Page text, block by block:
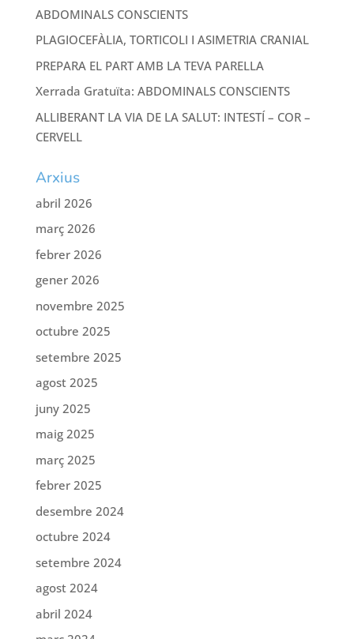
ABDOMINALS CONSCIENTS
PLAGIOCEFÀLIA, TORTICOLI I ASIMETRIA CRANIAL
PREPARA EL PART AMB LA TEVA PARELLA
Xerrada Gratuïta: ABDOMINALS CONSCIENTS
ALLIBERANT LA VIA DE LA SALUT: INTESTÍ – COR –
CERVELL
Arxius
abril 2026
març 2026
febrer 2026
gener 2026
novembre 2025
octubre 2025
setembre 2025
agost 2025
juny 2025
maig 2025
març 2025
febrer 2025
desembre 2024
octubre 2024
setembre 2024
agost 2024
abril 2024